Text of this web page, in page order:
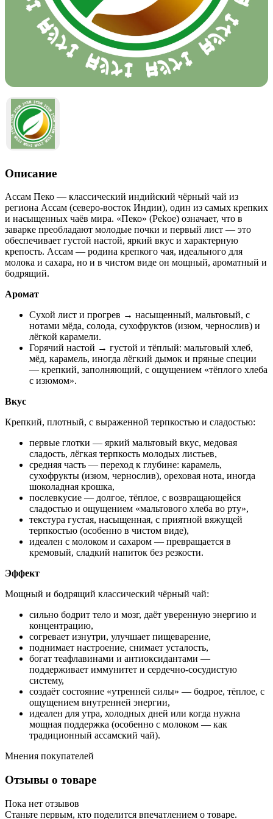
Описание
Ассам Пеко — классический индийский чёрный чай из
региона Ассам (северо-восток Индии), один из самых крепких
и насыщенных чаёв мира. «Пеко» (Pekoe) означает, что в
заварке преобладают молодые почки и первый лист — это
обеспечивает густой настой, яркий вкус и характерную
крепость. Ассам — родина крепкого чая, идеального для
молока и сахара, но и в чистом виде он мощный, ароматный и
бодрящий.
Аромат
Сухой лист и прогрев → насыщенный, мальтовый, с
нотами мёда, солода, сухофруктов (изюм, чернослив) и
лёгкой карамели.
Горячий настой → густой и тёплый: мальтовый хлеб,
мёд, карамель, иногда лёгкий дымок и пряные специи
— крепкий, заполняющий, с ощущением «тёплого хлеба
с изюмом».
Вкус
Крепкий, плотный, с выраженной терпкостью и сладостью:
первые глотки — яркий мальтовый вкус, медовая
сладость, лёгкая терпкость молодых листьев,
средняя часть — переход к глубине: карамель,
сухофрукты (изюм, чернослив), ореховая нота, иногда
шоколадная крошка,
послевкусие — долгое, тёплое, с возвращающейся
сладостью и ощущением «мальтового хлеба во рту»,
текстура густая, насыщенная, с приятной вяжущей
терпкостью (особенно в чистом виде),
идеален с молоком и сахаром — превращается в
кремовый, сладкий напиток без резкости.
Эффект
Мощный и бодрящий классический чёрный чай:
сильно бодрит тело и мозг, даёт уверенную энергию и
концентрацию,
согревает изнутри, улучшает пищеварение,
поднимает настроение, снимает усталость,
богат теафлавинами и антиоксидантами —
поддерживает иммунитет и сердечно-сосудистую
систему,
создаёт состояние «утренней силы» — бодрое, тёплое, с
ощущением внутренней энергии,
идеален для утра, холодных дней или когда нужна
мощная поддержка (особенно с молоком — как
традиционный ассамский чай).
Мнения покупателей
Отзывы о товаре
Пока нет отзывов
Станьте первым, кто поделится впечатлением о товаре.